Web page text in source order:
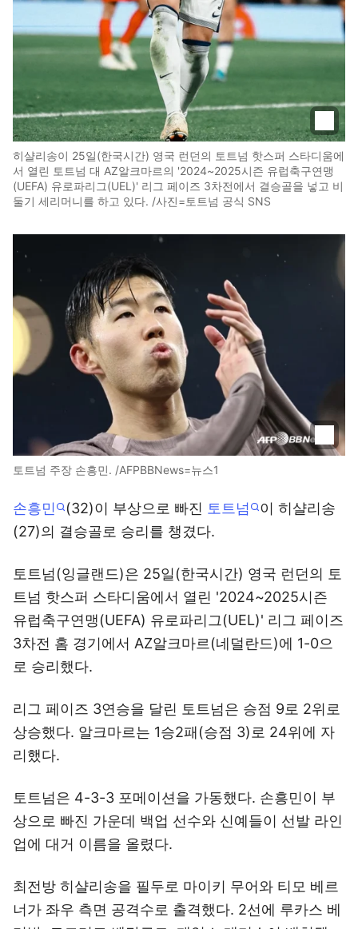
히샬리송이 25일(한국시간) 영국 런던의 토트넘 핫스퍼 스타디움에
서 열린 토트넘 대 AZ알크마르의 '2024~2025시즌 유럽축구연맹
(UEFA) 유로파리그(UEL)' 리그 페이즈 3차전에서 결승골을 넣고 비
둘기 세리머니를 하고 있다. /사진=토트넘 공식 SNS
토트넘 주장 손흥민. /AFPBBNews=뉴스1
손흥민 (32)이 부상으로 빠진 토트넘
이 히샬리송
(27)의 결승골로 승리를 챙겼다.
토트넘(잉글랜드)은 25일(한국시간) 영국 런던의 토
트넘 핫스퍼 스타디움에서 열린 '2024~2025시즌
유럽축구연맹(UEFA) 유로파리그(UEL)' 리그 페이즈
3차전 홈 경기에서 AZ알크마르(네덜란드)에 1-0으
로 승리했다.
리그 페이즈 3연승을 달린 토트넘은 승점 9로 2위로
상승했다. 알크마르는 1승2패(승점 3)로 24위에 자
리했다.
토트넘은 4-3-3 포메이션을 가동했다. 손흥민이 부
상으로 빠진 가운데 백업 선수와 신예들이 선발 라인
업에 대거 이름을 올렸다.
최전방 히샬리송을 필두로 마이키 무어와 티모 베르
너가 좌우 측면 공격수로 출격했다. 2선에 루카스 베